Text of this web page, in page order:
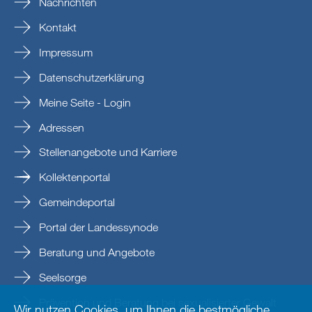
Kontakt
Impressum
Datenschutzerklärung
Meine Seite - Login
Adressen
Stellenangebote und Karriere
Kollektenportal
Gemeindeportal
Portal der Landessynode
Beratung und Angebote
Seelsorge
Prävention und Beratung bei sexualisierter Gewalt